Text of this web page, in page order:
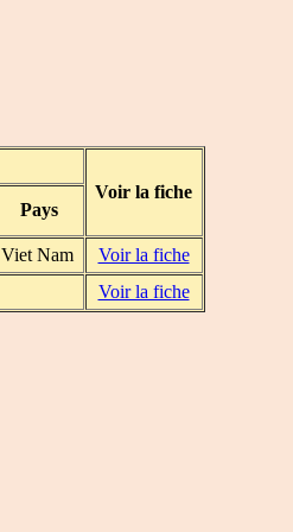
Voir la fiche
Pays
Viet Nam
Voir la fiche
Voir la fiche